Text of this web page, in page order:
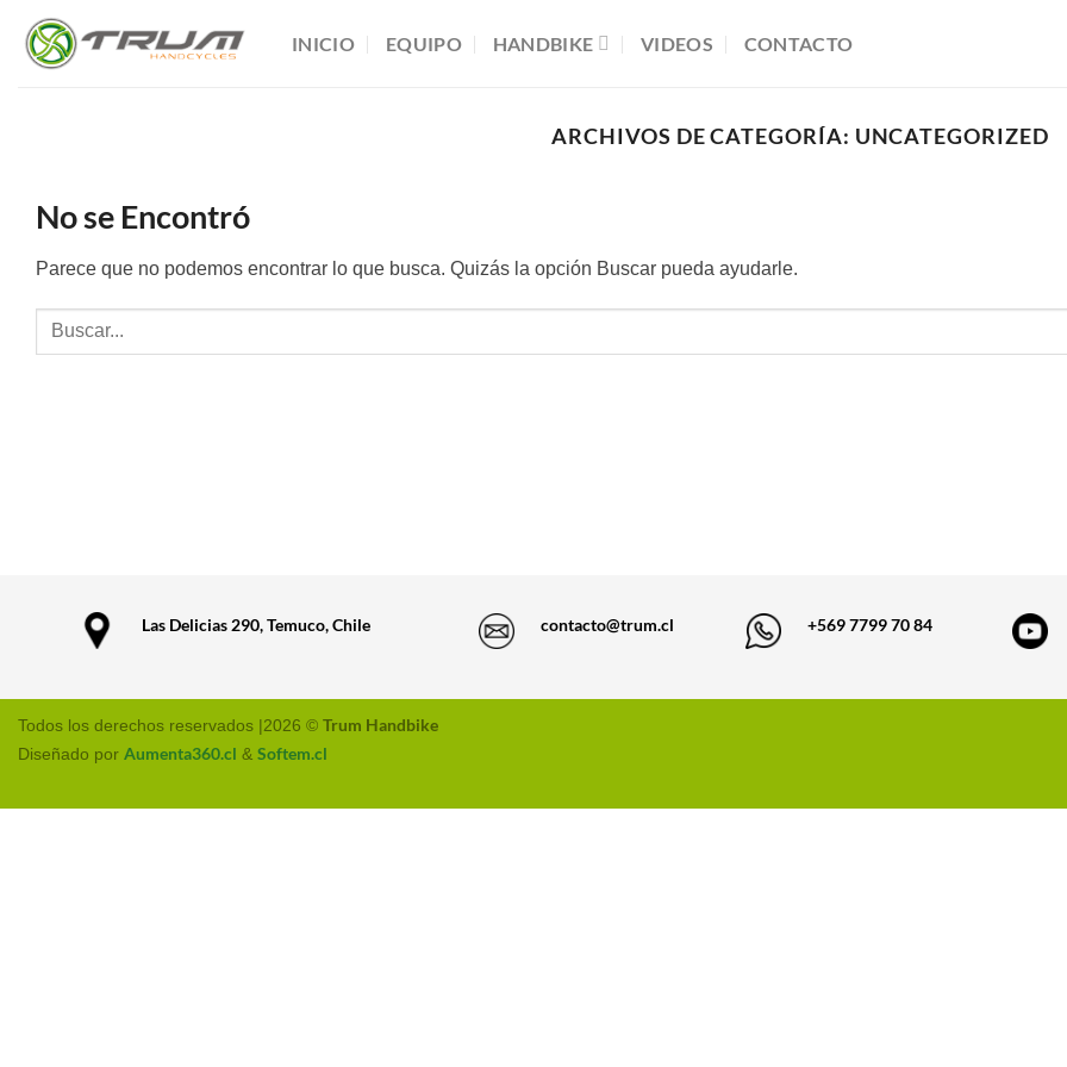
Saltar
contenido
INICIO EQUIPO HANDBIKE VIDEOS CONTACTO
ARCHIVOS DE CATEGORÍA: UNCATEGORIZED
No se Encontró
Parece que no podemos encontrar lo que busca. Quizás la opción Buscar pueda ayudarle.
Las Delicias 290, Temuco, Chile contacto@trum.cl +569 7799 70 84
Todos los derechos reservados |2026 © Trum Handbike
Diseñado por Aumenta360.cl & Softem.cl